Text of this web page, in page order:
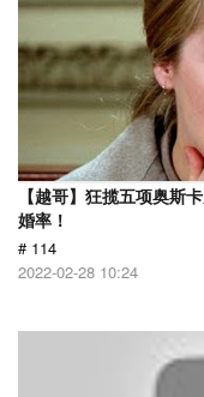
【越哥】狂揽五项奥斯
婚率！
# 114
2022-02-28 10:24